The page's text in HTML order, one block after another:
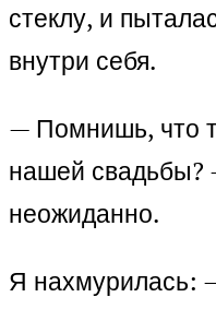
стеклу, и
внутри себя.
— Помнишь, что
нашей свадьбы?
неожиданно.
Я нахмурилась: